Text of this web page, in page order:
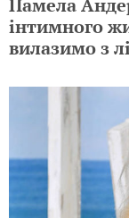
Памела
інтимного
вилазимо з